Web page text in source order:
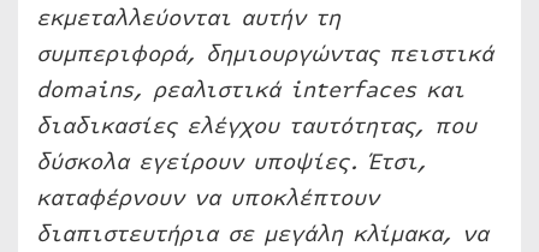
εκμεταλλεύονται αυτήν τη
συμπεριφορά, δημιουργώντας πειστικά
domains, ρεαλιστικά interfaces και
διαδικασίες ελέγχου ταυτότητας, που
δύσκολα εγείρουν υποψίες. Έτσι,
καταφέρνουν να υποκλέπτουν
διαπιστευτήρια σε μεγάλη κλίμακα, να